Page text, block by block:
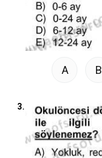
A B
3.